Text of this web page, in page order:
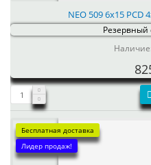
NEO 509 6x15 PCD
Резервный
Наличие:
Бесплатная доставка
Лидер продаж!